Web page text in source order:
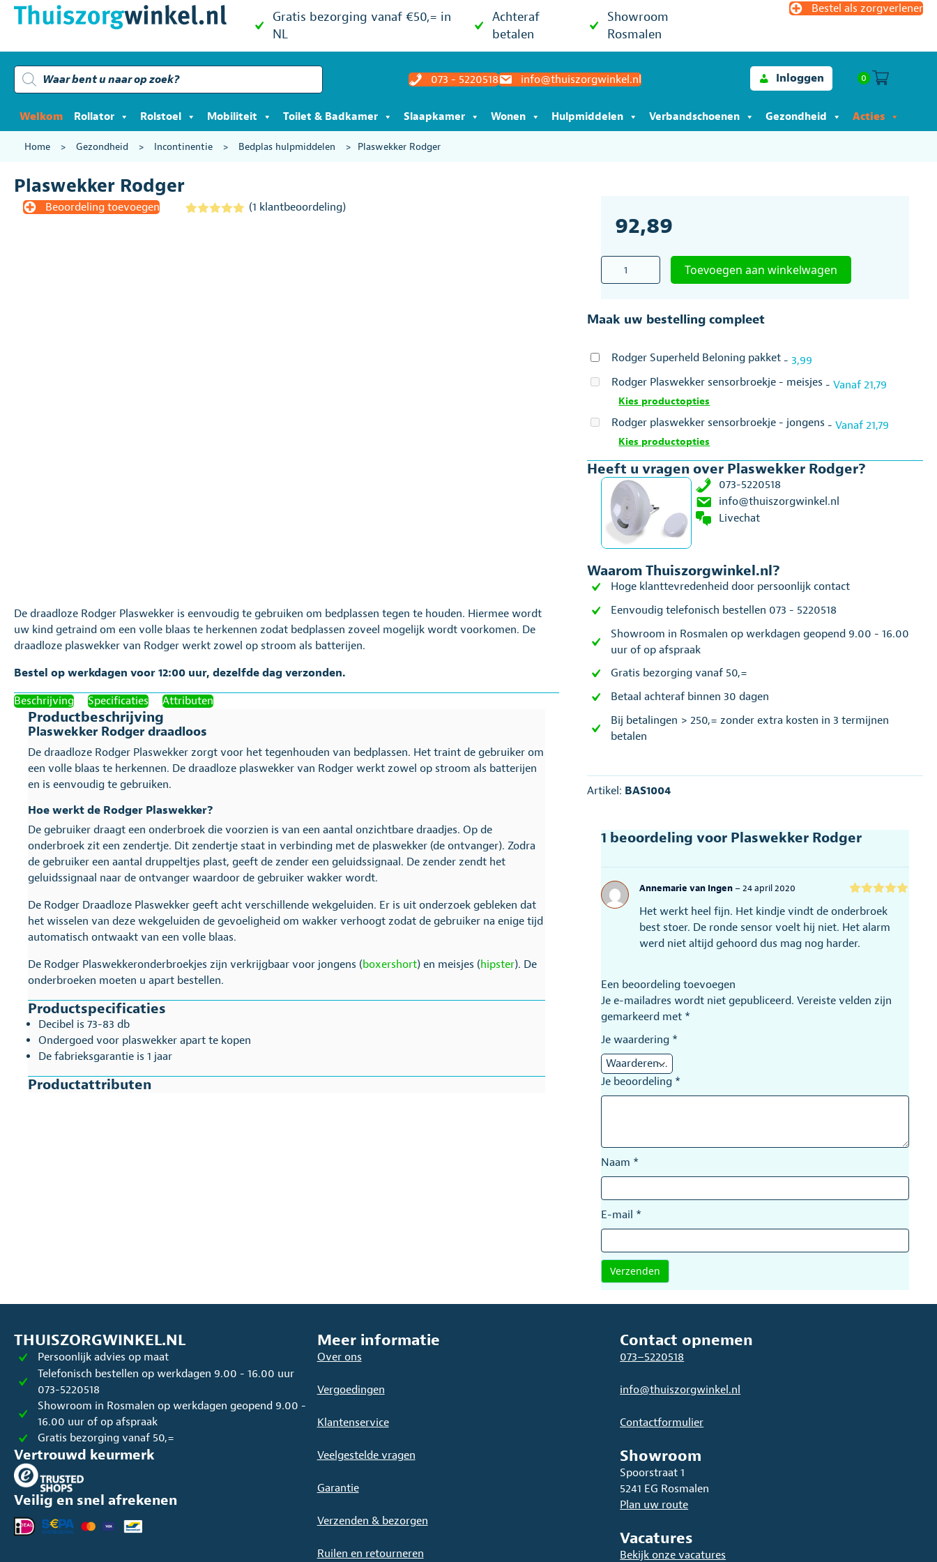
Gratis bezorging vanaf €50,= in
NL
Achteraf
betalen
Showroom
Rosmalen
Bestel als zorgverlener
Producten
zoeken
073 - 5220518 info@thuiszorgwinkel.nl Inloggen 0
Welkom Rollator Rolstoel Mobiliteit Toilet & Badkamer Slaapkamer Wonen Hulpmiddelen Verbandschoenen Gezondheid Acties
Home > Gezondheid > Incontinentie > Bedplas hulpmiddelen > Plaswekker Rodger
Plaswekker Rodger
Beoordeling toevoegen (1 klantbeoordeling)
De draadloze Rodger Plaswekker is eenvoudig te gebruiken om bedplassen tegen te houden. Hiermee wordt
uw kind getraind om een volle blaas te herkennen zodat bedplassen zoveel mogelijk wordt voorkomen. De
draadloze plaswekker van Rodger werkt zowel op stroom als batterijen.
Bestel op werkdagen voor 12:00 uur, dezelfde dag verzonden.
Beschrijving
Specificaties Attributen
Productbeschrijving
Plaswekker Rodger draadloos
De draadloze Rodger Plaswekker zorgt voor het tegenhouden van bedplassen. Het traint de gebruiker om
een volle blaas te herkennen. De draadloze plaswekker van Rodger werkt zowel op stroom als batterijen
en is eenvoudig te gebruiken.
Hoe werkt de Rodger Plaswekker?
De gebruiker draagt een onderbroek die voorzien is van een aantal onzichtbare draadjes. Op de
onderbroek zit een zendertje. Dit zendertje staat in verbinding met de plaswekker (de ontvanger). Zodra
de gebruiker een aantal druppeltjes plast, geeft de zender een geluidssignaal. De zender zendt het
geluidssignaal naar de ontvanger waardoor de gebruiker wakker wordt.
De Rodger Draadloze Plaswekker geeft acht verschillende wekgeluiden. Er is uit onderzoek gebleken dat
het wisselen van deze wekgeluiden de gevoeligheid om wakker verhoogt zodat de gebruiker na enige tijd
automatisch ontwaakt van een volle blaas.
De Rodger Plaswekkeronderbroekjes zijn verkrijgbaar voor jongens (boxershort) en meisjes (hipster). De
onderbroeken moeten u apart bestellen.
Productspecificaties
Decibel is 73-83 db
Ondergoed voor plaswekker apart te kopen
De fabrieksgarantie is 1 jaar
Productattributen
92,89
Plaswekker
Rodger
Toevoegen aan winkelwagen
Maak uw bestelling compleet
Rodger Superheld Beloning pakket - 3,99
Rodger Plaswekker sensorbroekje - meisjes -Vanaf21,79
Kies productopties
Rodger plaswekker sensorbroekje - jongens -Vanaf21,79
Kies productopties
Heeft u vragen over Plaswekker Rodger?
073-5220518
info@thuiszorgwinkel.nl
Livechat
Waarom Thuiszorgwinkel.nl?
Hoge klanttevredenheid door persoonlijk contact
Eenvoudig telefonisch bestellen 073 - 5220518
Showroom in Rosmalen op werkdagen geopend 9.00 - 16.00
uur of op afspraak
Gratis bezorging vanaf 50,=
Betaal achteraf binnen 30 dagen
Bij betalingen > 250,= zonder extra kosten in 3 termijnen
betalen
Artikel: BAS1004
1 beoordeling voor Plaswekker Rodger
5uit 5
Annemarie van Ingen –24 april 2020
Het werkt heel fijn. Het kindje vindt de onderbroek
best stoer. De ronde sensor voelt hij niet. Het alarm
werd niet altijd gehoord dus mag nog harder.
Een beoordeling toevoegen
Je e-mailadres wordt niet gepubliceerd. Vereiste velden zijn
gemarkeerd met *
Je waardering *
Je beoordeling *
Naam *
E-mail *
THUISZORGWINKEL.NL
Persoonlijk advies op maat
Telefonisch bestellen op werkdagen 9.00 - 16.00 uur
073-5220518
Showroom in Rosmalen op werkdagen geopend 9.00 -
16.00 uur of op afspraak
Gratis bezorging vanaf 50,=
Vertrouwd keurmerk
Veilig en snel afrekenen
Meer informatie
Over ons
Vergoedingen
Klantenservice
Veelgestelde vragen
Garantie
Verzenden & bezorgen
Ruilen en retourneren
Contact opnemen
073–5220518
info@thuiszorgwinkel.nl
Contactformulier
Showroom
Spoorstraat 1
5241 EG Rosmalen
Plan uw route
Vacatures
Bekijk onze vacatures